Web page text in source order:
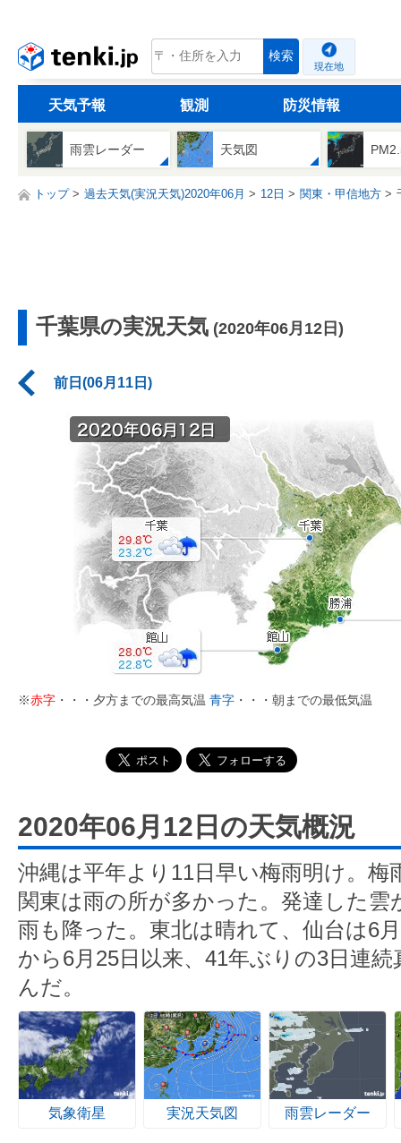
tenki.jp 検索
現在地
天気予報 観測 防災情報
雨雲レーダー 天気図
トップ 過去天気(実況天気)2020年06月 12日 関東・甲信地方
千葉県の実況天気 (2020年06月12日)
前日(06月11日)
※赤字 ・・・夕方までの最高気温 青字 ・・・朝までの最低気温
2020年06月12日の天気概況
沖縄は平年より11日早い梅雨明け。梅
関東は雨の所が多かった。発達した
雨も降った。東北は晴れて、仙台は6
から6月25日以来、41年ぶりの3日連
んだ。
気象衛星 実況天気図 雨雲レーダー